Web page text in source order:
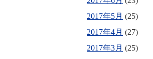
2017年5月 (25)
2017年4月 (27)
2017年3月 (25)